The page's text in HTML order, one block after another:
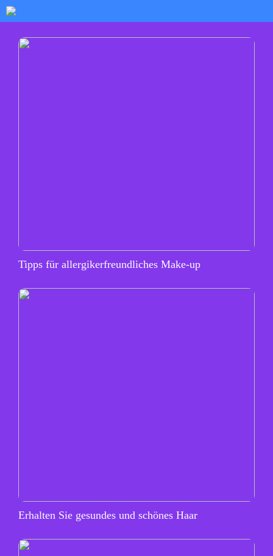
Tipps für allergikerfreundliches Make-up
Erhalten Sie gesundes und schönes Haar